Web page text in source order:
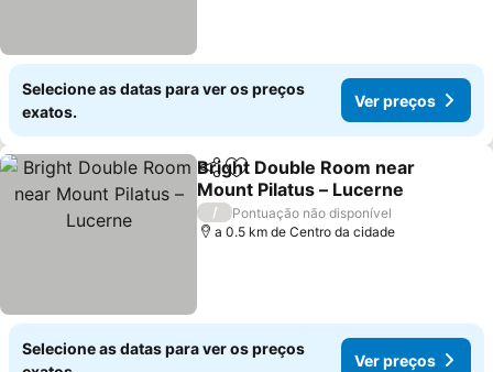
Selecione as datas para ver os preços
exatos.
Ver preços
PartilharAdicionar aos favoritos
Bright Double Room near
Mount Pilatus – Lucerne
Ver preços
/
Pontuação não disponível
a 0.5 km de Centro da cidade
Selecione as datas para ver os preços
Ver preços